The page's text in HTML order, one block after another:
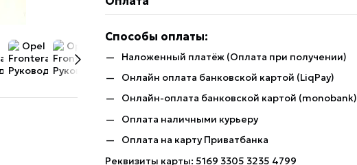
Способы оплаты:
Наложенный платёж (Оплата при получении)
Онлайн оплата банковской картой (LiqPay)
Онлайн-оплата банковской картой (monobank)
Оплата наличными курьеру
Оплата на карту Приватбанка
Реквизиты карты: 5169 3305 3235 4799